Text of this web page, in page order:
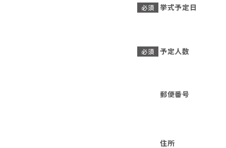
必須 挙式予定日
必須 予定人数
郵便番号
住所